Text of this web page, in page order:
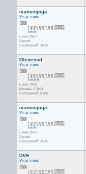
ivanovgoga
Участник
с янв 2014
Грузия
Сообщений: 3616
Olenevod
Участник
с апр 2003
Москва, СЗАО
Сообщений: 8168
ivanovgoga
Участник
с янв 2014
Грузия
Сообщений: 3616
DVE
Участник